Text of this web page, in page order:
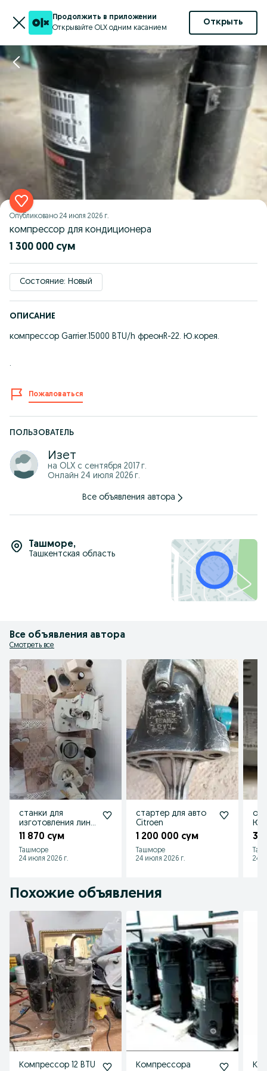
Продолжить в приложении
Открывайте OLX одним касанием
Открыть
Опубликовано 24 июля 2026 г.
компрессор для кондиционера
1 300 000 сум
Состояние: Новый
ОПИСАНИЕ
компрессор Garrier.15000 BTU/h фреонR-22. Ю.корея.
.
Пожаловаться
ПОЛЬЗОВАТЕЛЬ
Изет
на OLX с сентября 2017 г.
Онлайн 24 июля 2026 г.
Все объявления автора
Ташморе,
Ташкентская область
Все объявления автора
Смотреть все
станки для
изготовления линз
и оправ
11 870 сум
Ташморе
24 июля 2026 г.
стартер для авто
Citroen
1 200 000 сум
Ташморе
24 июля 2026 г.
3
24
Похожие объявления
Компрессор 12 BTU
Компрессора